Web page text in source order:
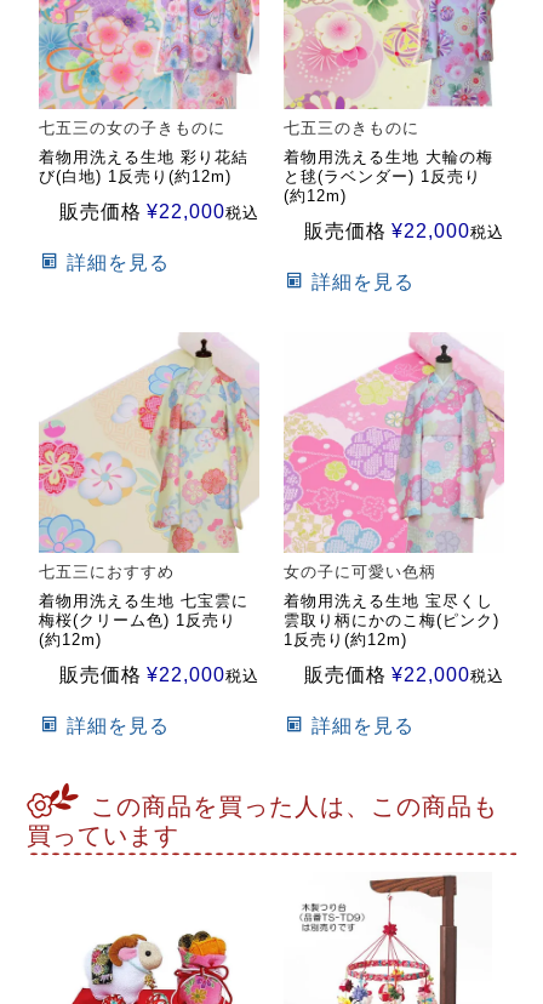
七五三の女の子きものに
着物用洗える生地 彩り花結
び(白地) 1反売り(約12m)
販売価格 ¥22,000税込
詳細を見る
七五三のきものに
着物用洗える生地 大輪の梅
と毬(ラベンダー) 1反売り
(約12m)
販売価格 ¥22,000税込
詳細を見る
七五三におすすめ
着物用洗える生地 七宝雲に
梅桜(クリーム色) 1反売り
(約12m)
販売価格 ¥22,000税込
詳細を見る
女の子に可愛い色柄
着物用洗える生地 宝尽くし
雲取り柄にかのこ梅(ピンク)
1反売り(約12m)
販売価格 ¥22,000税込
詳細を見る
この商品を買った人は、この商品も
買っています